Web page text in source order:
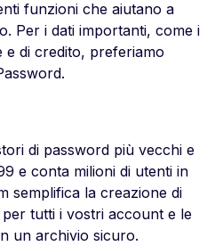
funzioni che aiutano a
Per i dati importanti, come i
e di credito, preferiamo
di password più vecchi e
e conta milioni di utenti in
semplifica la creazione di
tutti i vostri account e le
un archivio sicuro.